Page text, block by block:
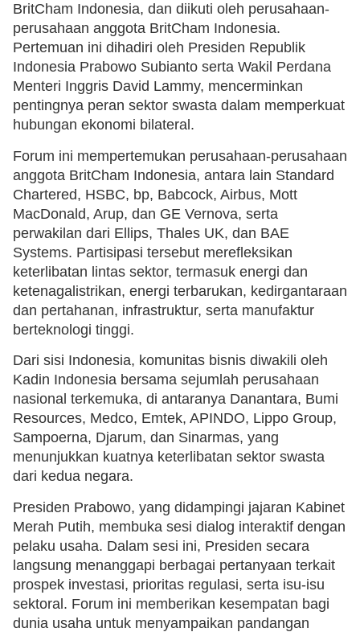
BritCham Indonesia, dan diikuti oleh perusahaan-
perusahaan anggota BritCham Indonesia.
Pertemuan ini dihadiri oleh Presiden Republik
Indonesia Prabowo Subianto serta Wakil Perdana
Menteri Inggris David Lammy, mencerminkan
pentingnya peran sektor swasta dalam memperkuat
hubungan ekonomi bilateral.
Forum ini mempertemukan perusahaan-perusahaan
anggota BritCham Indonesia, antara lain Standard
Chartered, HSBC, bp, Babcock, Airbus, Mott
MacDonald, Arup, dan GE Vernova, serta
perwakilan dari Ellips, Thales UK, dan BAE
Systems. Partisipasi tersebut merefleksikan
keterlibatan lintas sektor, termasuk energi dan
ketenagalistrikan, energi terbarukan, kedirgantaraan
dan pertahanan, infrastruktur, serta manufaktur
berteknologi tinggi.
Dari sisi Indonesia, komunitas bisnis diwakili oleh
Kadin Indonesia bersama sejumlah perusahaan
nasional terkemuka, di antaranya Danantara, Bumi
Resources, Medco, Emtek, APINDO, Lippo Group,
Sampoerna, Djarum, dan Sinarmas, yang
menunjukkan kuatnya keterlibatan sektor swasta
dari kedua negara.
Presiden Prabowo, yang didampingi jajaran Kabinet
Merah Putih, membuka sesi dialog interaktif dengan
pelaku usaha. Dalam sesi ini, Presiden secara
langsung menanggapi berbagai pertanyaan terkait
prospek investasi, prioritas regulasi, serta isu-isu
sektoral. Forum ini memberikan kesempatan bagi
dunia usaha untuk menyampaikan pandangan